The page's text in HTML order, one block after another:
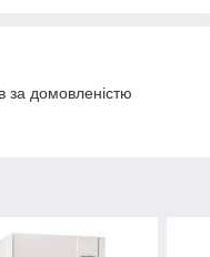
за домовленістю